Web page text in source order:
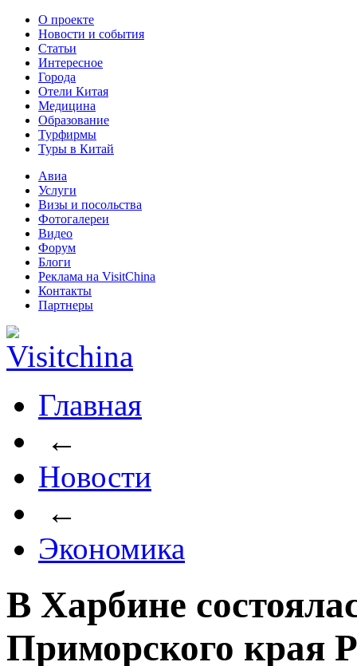
О проекте
Новости и события
Статьи
Интересное
Города
Отели Китая
Медицина
Образование
Турфирмы
Туры в Китай
Авиа
Услуги
Визы и посольства
Фотогалереи
Видео
Форум
Блоги
Реклама на VisitChina
Контакты
Партнеры
Главная
←
Новости
←
Экономика
В Харбине
Приморского края